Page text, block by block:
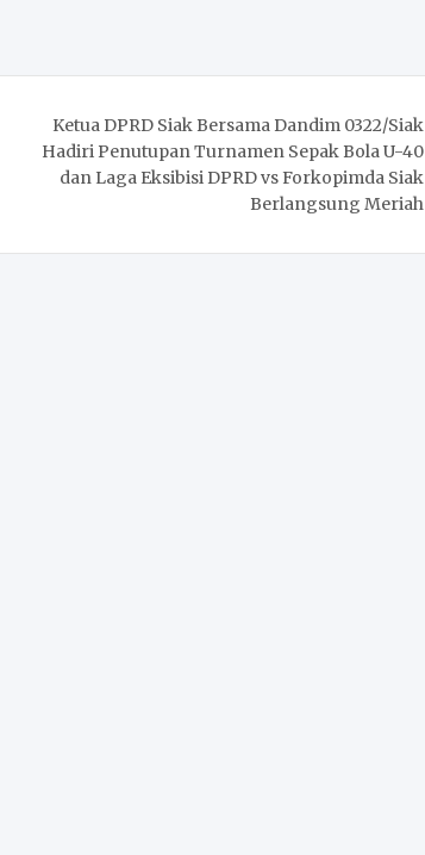
Ketua DPRD Siak Bersama Dandim 0322/Siak
Hadiri Penutupan Turnamen Sepak Bola U-40
dan Laga Eksibisi DPRD vs Forkopimda Siak
Berlangsung Meriah